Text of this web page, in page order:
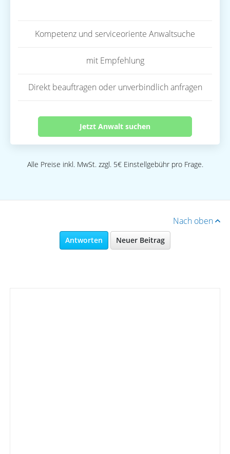
Kompetenz und serviceoriente Anwaltsuche
mit Empfehlung
Direkt beauftragen oder unverbindlich anfragen
Jetzt Anwalt suchen
Alle Preise inkl. MwSt. zzgl. 5€ Einstellgebühr pro Frage.
Nach oben
Antworten Neuer Beitrag